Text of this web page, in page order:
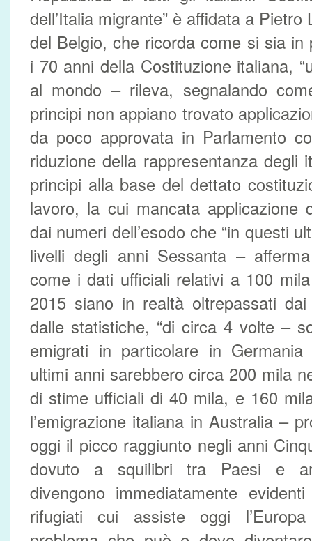
dell’Italia migrante” è affidata a
del Belgio, che ricorda come si sia in
i 70 anni della Costituzione italiana,
al mondo – rileva, segnalando
principi non appiano trovato
da poco approvata in Parlamento
riduzione della rappresentanza degli
principi alla base del dettato
lavoro, la cui mancata applicazione
dai numeri dell’esodo che “in questi
livelli degli anni Sessanta –
come i dati ufficiali relativi a 100
2015 siano in realtà oltrepassati
dalle statistiche, “di circa 4 volte –
emigrati in particolare in
ultimi anni sarebbero circa 200 mila
di stime ufficiali di 40 mila, e 160
l’emigrazione italiana in Australia –
oggi il picco raggiunto negli anni
dovuto a squilibri tra Paesi e
divengono immediatamente
rifugiati cui assiste oggi